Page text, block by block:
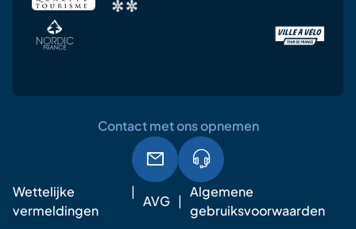
Wettelijke
vermeldingen
AVG
Algemene
gebruiksvoorwaarden
Contact met ons opnemen